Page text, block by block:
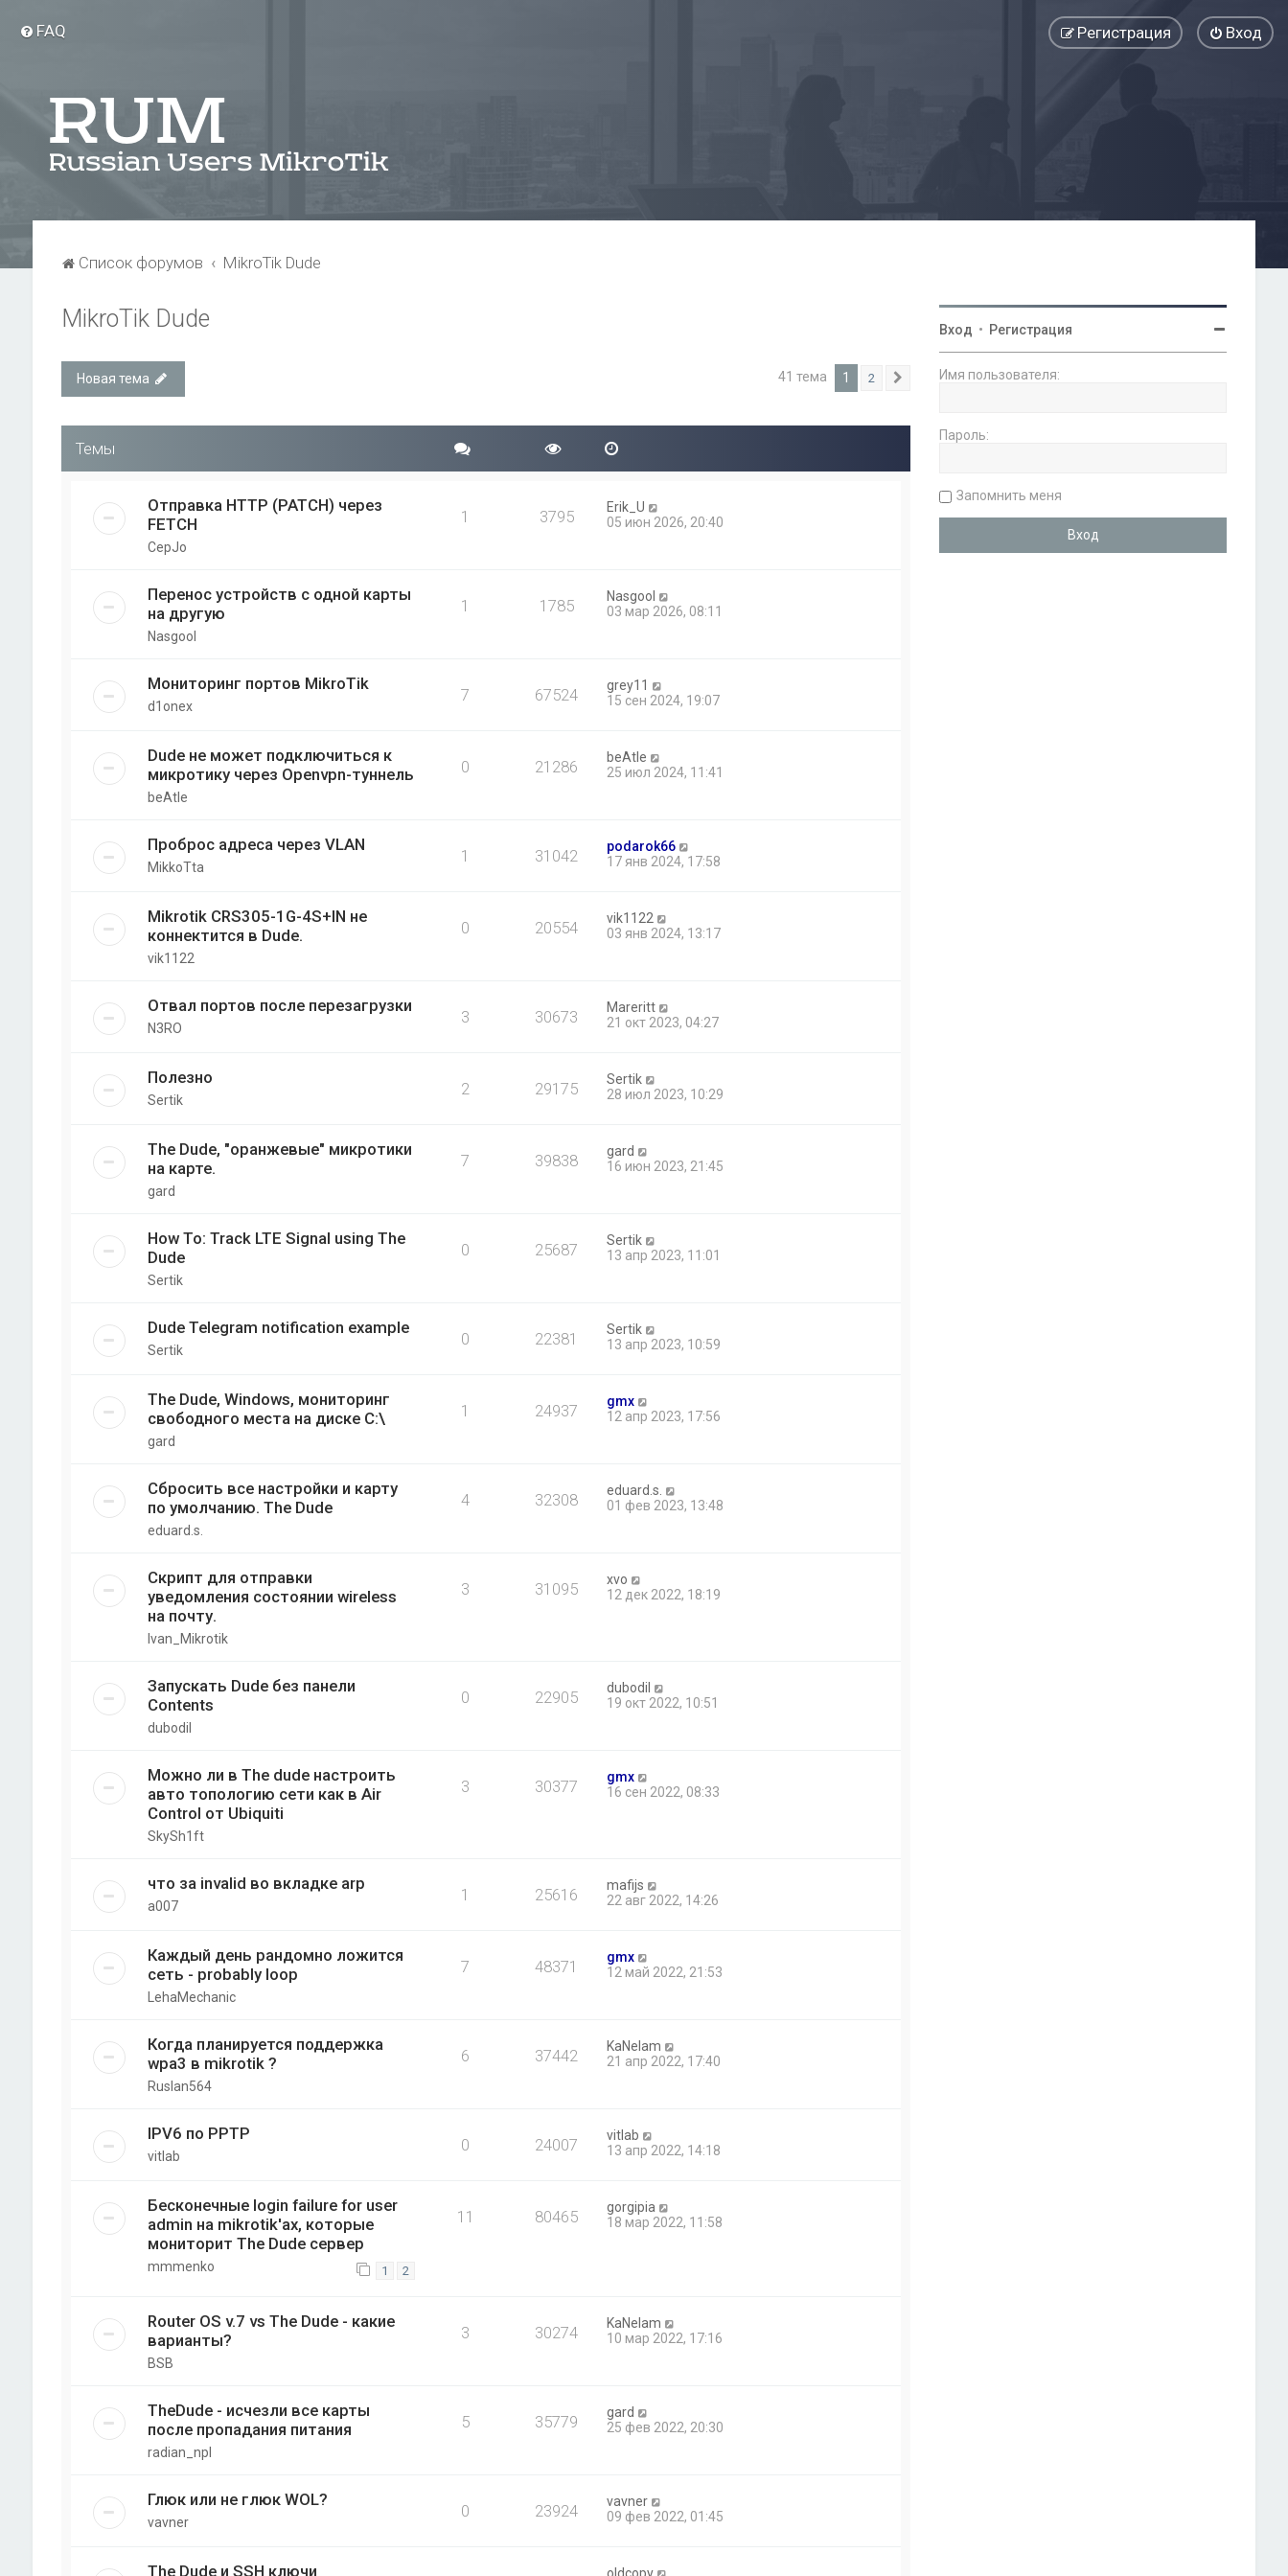
FAQ Вход
Регистрация
Список форумов MikroTik Dude
MikroTik Dude
Новая тема 41 тема 1 2 След.
Темы
Отправка HTTP (PATCH) через
FETCH
CepJo
1 3795
Erik_U
05 июн 2026, 20:40
Перенос устройств с одной карты
на другую
Nasgool
1 1785
Nasgool
03 мар 2026, 08:11
Мониторинг портов MikroTik
d1onex
7 67524
grey11
15 сен 2024, 19:07
Dude не может подключиться к
микротику через Openvpn-туннель
beAtle
0 21286
beAtle
25 июл 2024, 11:41
Проброс адреса через VLAN
MikkoTta
1 31042
podarok66
17 янв 2024, 17:58
Mikrotik CRS305-1G-4S+IN не
коннектится в Dude.
vik1122
0 20554
vik1122
03 янв 2024, 13:17
Отвал портов после перезагрузки
N3RO
3 30673
Mareritt
21 окт 2023, 04:27
Полезно
Sertik
2 29175
Sertik
28 июл 2023, 10:29
The Dude, "оранжевые" микротики
на карте.
gard
7 39838
gard
16 июн 2023, 21:45
How To: Track LTE Signal using The
Dude
Sertik
0 25687
Sertik
13 апр 2023, 11:01
Dude Telegram notification example
Sertik
0 22381
Sertik
13 апр 2023, 10:59
The Dude, Windows, мониторинг
свободного места на диске C:\
gard
1 24937
gmx
12 апр 2023, 17:56
Сбросить все настройки и карту
по умолчанию. The Dude
eduard.s.
4 32308
eduard.s.
01 фев 2023, 13:48
Скрипт для отправки
уведомления состоянии wireless
на почту.
Ivan_Mikrotik
3 31095
xvo
12 дек 2022, 18:19
Запускать Dude без панели
Contents
dubodil
0 22905
dubodil
19 окт 2022, 10:51
Можно ли в The dude настроить
авто топологию сети как в Air
Control от Ubiquiti
SkySh1ft
3 30377
gmx
16 сен 2022, 08:33
что за invalid во вкладке arp
a007
1 25616
mafijs
22 авг 2022, 14:26
Каждый день рандомно ложится
сеть - probably loop
LehaMechanic
7 48371
gmx
12 май 2022, 21:53
Когда планируется поддержка
wpa3 в mikrotik ?
Ruslan564
6 37442
KaNelam
21 апр 2022, 17:40
IPV6 по PPTP
vitlab
0 24007
vitlab
13 апр 2022, 14:18
Бесконечные login failure for user
admin на mikrotik'ах, которые
мониторит The Dude сервер
mmmenko 1 2
11 80465
gorgipia
18 мар 2022, 11:58
Router OS v.7 vs The Dude - какие
варианты?
BSB
3 30274
KaNelam
10 мар 2022, 17:16
TheDude - исчезли все карты
после пропадания питания
radian_npl
5 35779
gard
25 фев 2022, 20:30
Глюк или не глюк WOL?
vavner
0 23924
vavner
09 фев 2022, 01:45
The Dude и SSH ключи
Вход • Регистрация
Имя пользователя:
Пароль:
Запомнить меня